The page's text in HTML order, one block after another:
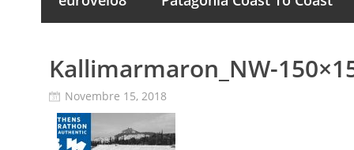
Kallimarmaron_NW-
Novembre 15, 2018